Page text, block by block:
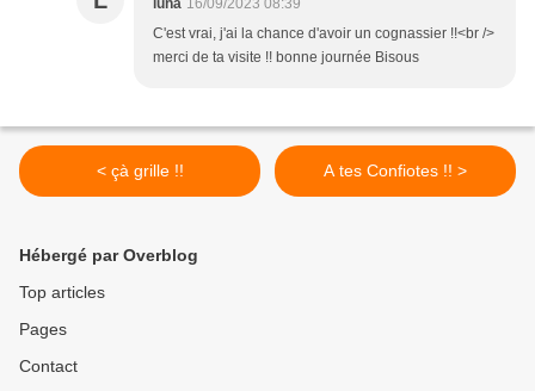
luna 16/09/2023 08:39
C'est vrai, j'ai la chance d'avoir un cognassier !!<br />
merci de ta visite !! bonne journée Bisous
< çà grille !! A tes Confiotes !! >
Hébergé par Overblog
Top articles
Pages
Contact